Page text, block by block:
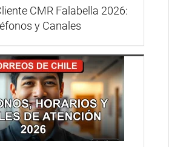
CMR Falabella 2026:
y Canales